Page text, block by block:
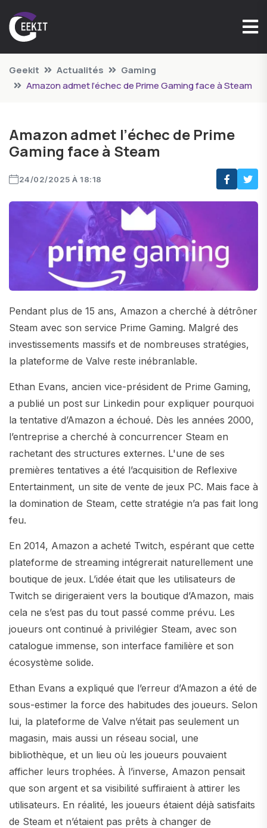
Geekit Actualités
Gaming
Amazon admet l’échec de Prime Gaming face à Steam
Amazon admet l’échec de Prime
Gaming face à Steam
24/02/2025 À 18:18
Pendant plus de 15 ans, Amazon a cherché à détrôner
Steam avec son service Prime Gaming. Malgré des
investissements massifs et de nombreuses stratégies,
la plateforme de Valve reste inébranlable.
Ethan Evans, ancien vice-président de Prime Gaming,
a publié un post sur Linkedin pour expliquer pourquoi
la tentative d’Amazon a échoué. Dès les années 2000,
l’entreprise a cherché à concurrencer Steam en
rachetant des structures externes. L'une de ses
premières tentatives a été l’acquisition de Reflexive
Entertainment, un site de vente de jeux PC. Mais face à
la domination de Steam, cette stratégie n’a pas fait long
feu.
En 2014, Amazon a acheté Twitch, espérant que cette
plateforme de streaming intégrerait naturellement une
boutique de jeux. L’idée était que les utilisateurs de
Twitch se dirigeraient vers la boutique d’Amazon, mais
cela ne s’est pas du tout passé comme prévu. Les
joueurs ont continué à privilégier Steam, avec son
catalogue immense, son interface familière et son
écosystème solide.
Ethan Evans a expliqué que l’erreur d’Amazon a été de
sous-estimer la force des habitudes des joueurs. Selon
lui, la plateforme de Valve n’était pas seulement un
magasin, mais aussi un réseau social, une
bibliothèque, et un lieu où les joueurs pouvaient
afficher leurs trophées. À l’inverse, Amazon pensait
que son argent et sa visibilité suffiraient à attirer les
utilisateurs. En réalité, les joueurs étaient déjà satisfaits
de Steam et n’étaient pas prêts à changer de